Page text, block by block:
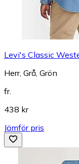
Levi's Classic
Herr, Grå, Grön
fr.
438 kr
Jämför pris